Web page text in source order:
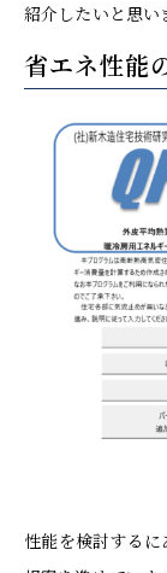
紹介したいと思い
省エネ性能
性能を検討する